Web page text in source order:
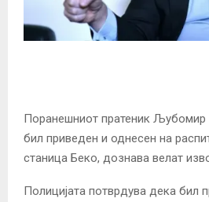
Поранешниот пратеник
бил приведен и однесен на
станица Беко, дознава велат
Полицијата потврдува дека бил